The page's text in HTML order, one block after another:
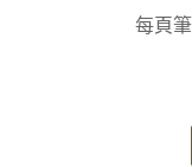
每頁